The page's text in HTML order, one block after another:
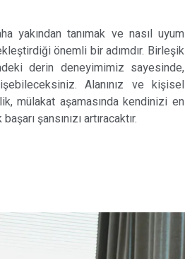
yakından tanımak ve nasıl uyum
önemli bir adımdır. Birleşik
derin deneyimimiz sayesinde,
Alanınız ve kişisel
mülakat aşamasında kendinizi en
şansınızı artıracaktır.